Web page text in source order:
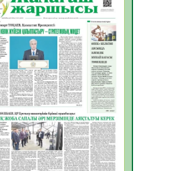
31
САЙЛАУЫ –
БАСТАР
ТАҢДАУ
33
ауруларға
иммундау
тиімділігі
34
ауруы туралы